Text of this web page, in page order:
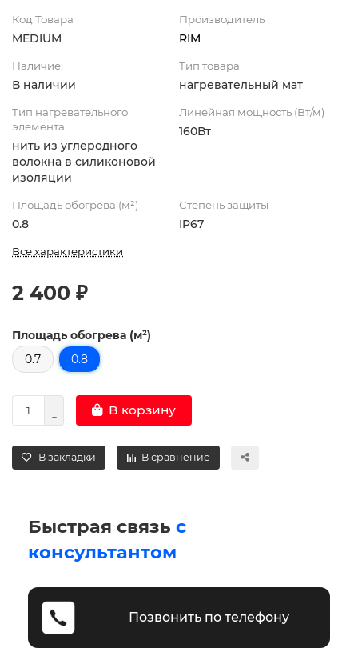
Код Товара
MEDIUM
Производитель
RIM
Наличие:
В наличии
Тип товара
нагревательный мат
Тип нагревательного
элемента
нить из углеродного
волокна в силиконовой
изоляции
Линейная мощность (Вт/м)
160Вт
Площадь обогрева (м²)
0.8
Степень защиты
IP67
Все характеристики
2 400 ₽
Площадь обогрева (м²)
0.7
0.8
В корзину
В закладки В сравнение
Быстрая связь с
консультантом
Позвонить по телефону